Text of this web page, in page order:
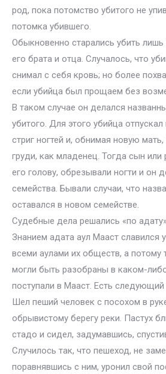
род, пока потомство убитого не
потомка убившего.
Обыкновенно старались убить лишь
его брата и отца. Случалось, что
снимал с себя кровь; но более
если убийца был прощаем без
В таком случае он делался
убитого. Для этого убийца
стриг ногтей и, обнимая новую
груди, как младенец. Тогда сын или
его голову, обрезывали ногти и он
семейства. Бывали случаи, что
оставался в новом семействе.
Судебные дела решались «по
Знанием адата аул Мааст славился
всеми аулами их обществ, а
могли быть разобраны в каком-
поступали в Мааст. Есть следующий
Шел пеший человек с посохом в
обрывистому берегу реки. Пастух
стадо и сидел, задумавшись,
Случилось так, что пешеход, не
поравнявшись с ним, уронил свой